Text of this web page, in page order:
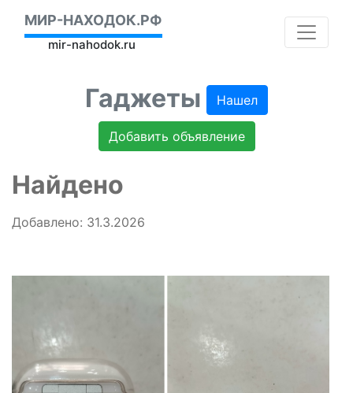
МИР-НАХОДОК.РФ
mir-nahodok.ru
Гаджеты Нашел
Добавить объявление
Найдено
Добавлено: 31.3.2026